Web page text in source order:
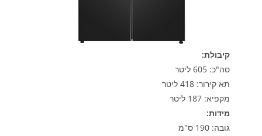
קיבולת:
סה"כ: 605 ליטר
תא קירור: 418 ליטר
מקפיא: 187 ליטר
מידות:
גובה: 190 ס"מ